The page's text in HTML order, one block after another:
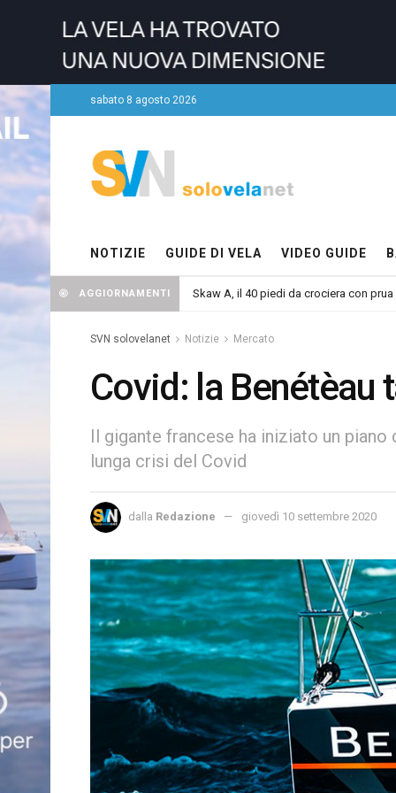
sabato 8 agosto 2026
NOTIZIE GUIDE DI VELA VIDEO GUIDE
AGGIORNAMENTI Skaw A, il 40 piedi da crociera con
Il fondatore di Revolut citato in giudizio
SVN solovelanet Notizie Mercato
Covid: la
Il gigante francese ha iniziato un
lunga crisi del Covid
dalla Redazione giovedì 10 settembre 2020